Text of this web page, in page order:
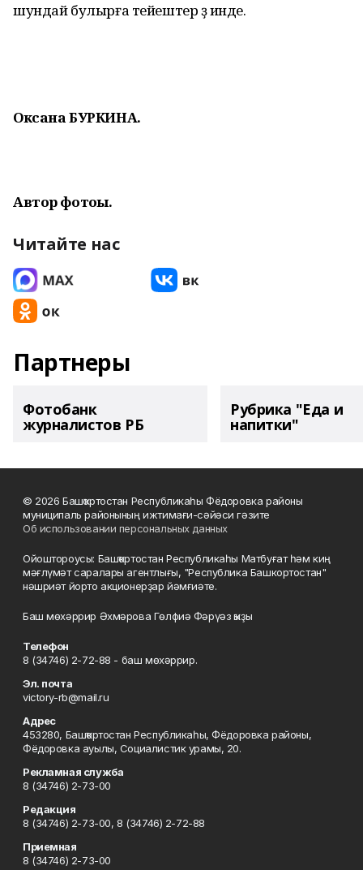
шундай булырға тейештер ҙә инде.
Оксана БУРКИНА.
Автор фотоһы.
Читайте нас
Партнеры
Фотобанк
журналистов РБ
Рубрика "Еда и
напитки"
© 2026 Башҡортостан Республикаһы Фёдоровка районы
муниципаль районының ижтимағи-сәйәси гәзите
Об использовании персональных данных
Ойоштороусы: Башҡортостан Республикаһы Матбуғат һәм киң
мәғлүмәт саралары агентлығы, "Республика Башкортостан"
нәшриәт йорто акционерҙар йәмғиәте.
Баш мөхәррир Әхмәрова Гөлфиә Фәрүәз ҡыҙы
Телефон
8 (34746) 2-72-88 - баш мөхәррир.
Эл. почта
victory-rb@mail.ru
Адрес
453280, Башҡортостан Республикаһы, Фёдоровка районы,
Фёдоровка ауылы, Социалистик урамы, 20.
Рекламная служба
8 (34746) 2-73-00
Редакция
8 (34746) 2-73-00, 8 (34746) 2-72-88
Приемная
8 (34746) 2-73-00